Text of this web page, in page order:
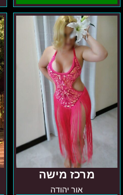
מרכז מישה
אור יהודה
מרכז
מישה